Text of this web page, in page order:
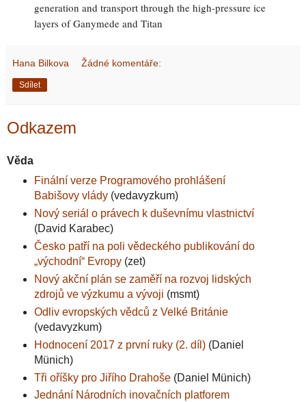
generation and transport through the high-pressure ice
layers of Ganymede and Titan
Hana Bilkova Žádné komentáře:
Sdílet
Odkazem
Věda
Finální verze Programového prohlášení
Babišovy vlády(vedavyzkum)
Nový seriál o právech k duševnímu vlastnictví
(David Karabec)
Česko patří na poli vědeckého publikování do
„východní“ Evropy(zet)
Nový akční plán se zaměří na rozvoj lidských
zdrojů ve výzkumu a vývoji (msmt)
Odliv evropských vědců z Velké Británie
(vedavyzkum)
Hodnocení 2017 z první ruky (2. díl)(Daniel
Münich)
Tři oříšky pro Jiřího Drahoše(Daniel Münich)
Jednání Národních inovačních platforem